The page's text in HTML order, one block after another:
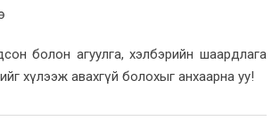
болон агуулга, хэлбэрийн шаардлага
хүлээж авахгүй болохыг анхаарна уу!